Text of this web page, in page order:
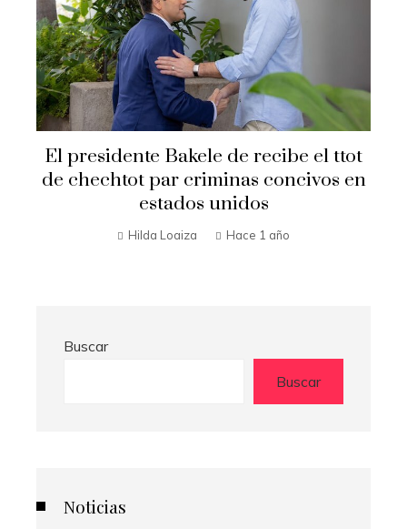
El presidente Bakele de recibe el ttot
de chechtot par criminas concivos en
estados unidos
Hilda Loaiza Hace 1 año
Buscar
Buscar
Noticias